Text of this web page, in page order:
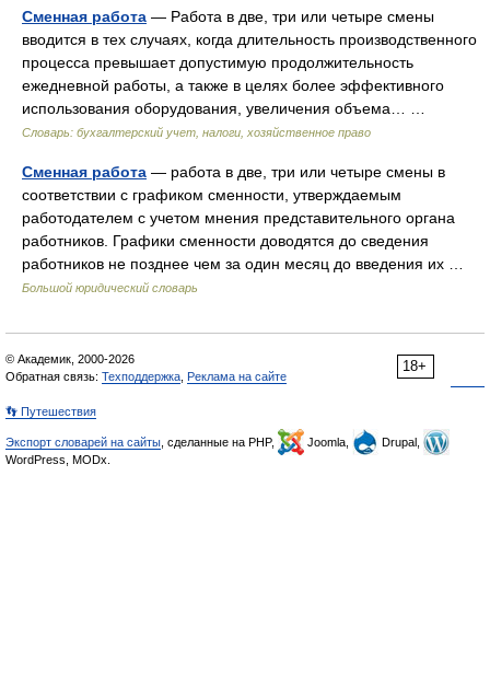
Сменная работа — Работа в две, три или четыре смены
вводится в тех случаях, когда длительность производственного
процесса превышает допустимую продолжительность
ежедневной работы, а также в целях более эффективного
использования оборудования, увеличения объема… …
Словарь: бухгалтерский учет, налоги, хозяйственное право
Сменная работа — работа в две, три или четыре смены в
соответствии с графиком сменности, утверждаемым
работодателем с учетом мнения представительного органа
работников. Графики сменности доводятся до сведения
работников не позднее чем за один месяц до введения их …
Большой юридический словарь
18+
© Академик, 2000-2026
Обратная связь: Техподдержка Реклама на сайте
👣 Путешествия
Экспорт словарей на сайты , сделанные на PHP, Joomla,
Drupal,
WordPress, MODx.